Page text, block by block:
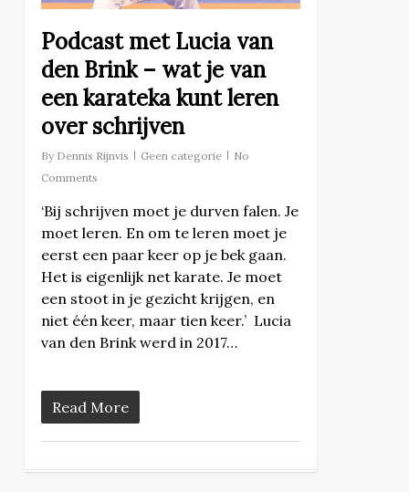
Podcast met Lucia van
den Brink – wat je van
een karateka kunt leren
over schrijven
By Dennis Rijnvis Geen categorie
No
Comments
‘Bij schrijven moet je durven falen. Je
moet leren. En om te leren moet je
eerst een paar keer op je bek gaan.
Het is eigenlijk net karate. Je moet
een stoot in je gezicht krijgen, en
niet één keer, maar tien keer.’ Lucia
van den Brink werd in 2017…
Read More